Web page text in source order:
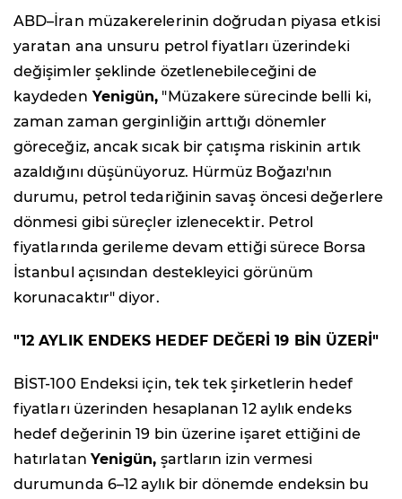
ABD–İran müzakerelerinin doğrudan piyasa etkisi
yaratan ana unsuru petrol fiyatları üzerindeki
değişimler şeklinde özetlenebileceğini de
kaydeden Yenigün, "Müzakere sürecinde belli ki,
zaman zaman gerginliğin arttığı dönemler
göreceğiz, ancak sıcak bir çatışma riskinin artık
azaldığını düşünüyoruz. Hürmüz Boğazı'nın
durumu, petrol tedariğinin savaş öncesi değerlere
dönmesi gibi süreçler izlenecektir. Petrol
fiyatlarında gerileme devam ettiği sürece Borsa
İstanbul açısından destekleyici görünüm
korunacaktır" diyor.
"12 AYLIK ENDEKS HEDEF DEĞERİ 19 BİN ÜZERİ"
BİST-100 Endeksi için, tek tek şirketlerin hedef
fiyatları üzerinden hesaplanan 12 aylık endeks
hedef değerinin 19 bin üzerine işaret ettiğini de
hatırlatan Yenigün, şartların izin vermesi
durumunda 6–12 aylık bir dönemde endeksin bu